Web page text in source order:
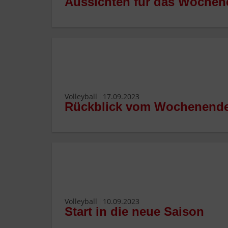
Volleyball 17.09.2023
Rückblick vom
Volleyball 10.09.2023
Start in die neue Saison